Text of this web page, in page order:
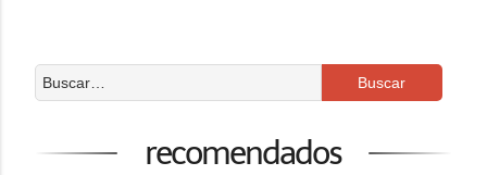
recomendados